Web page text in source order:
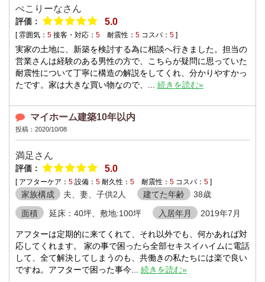
ぺこりーなさん
評価： 5.0
[ 雰囲気： 5 接客・対応： 5 耐震性： 5 コスパ： 5 ]
実家の土地に、新築を検討する為に相談へ行きました。担当の
営業さんは経験のある男性の方で、こちらが疑問に思っていた
耐震性について丁寧に構造の解説をしてくれ、分かりやすかっ
たです。家は大きな買い物なので、... 続きを読む»
マイホーム建築10年以内
投稿：2020/10/08
満足さん
評価： 5.0
[ アフターケア： 5 設備： 5 耐久性： 5 耐震性： 5 コスパ： 5 ]
家族構成 夫、妻、子供2人 建てた年齢
38歳
面積
延床：40坪、敷地:100坪 入居年月 2019年7月
アフターは定期的に来てくれて、それ以外でも、何かあれば対
応してくれます。 家の事で困ったら全部セキスイハイムに電話
して、全て解決してしまうのも、共働きの私たちには楽で良い
ですね。アフターで困った事今... 続きを読む»